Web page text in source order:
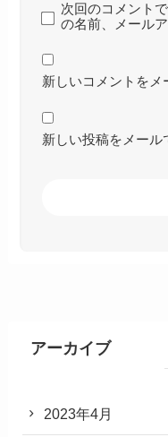
次回のコメント
の名前、メール
新しいコメントをメ
新しい投稿をメール
アーカイブ
2023年4月